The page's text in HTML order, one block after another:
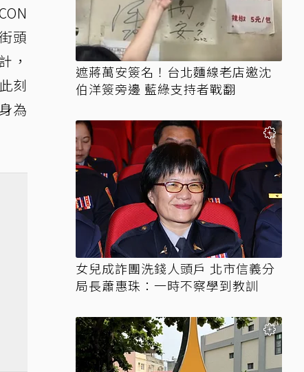
頭
，
刻
為
遮蔣萬安簽名！台北麵線老店邀沈
伯洋簽旁邊 藍綠支持者戰翻
女兒成詐團洗錢人頭戶 北市信義分
局長蕭惠珠：一時不察學到教訓